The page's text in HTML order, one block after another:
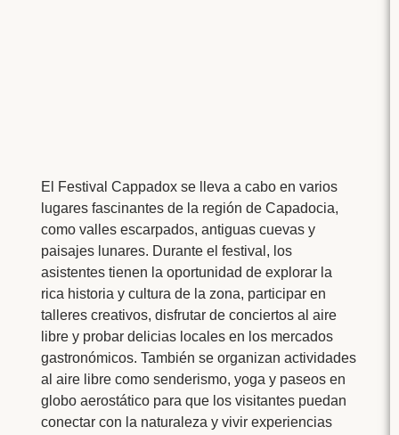
El Festival Cappadox se lleva a cabo en varios
lugares fascinantes de la región de Capadocia,
como valles escarpados, antiguas cuevas y
paisajes lunares. Durante el festival, los
asistentes tienen la oportunidad de explorar la
rica historia y cultura de la zona, participar en
talleres creativos, disfrutar de conciertos al aire
libre y probar delicias locales en los mercados
gastronómicos. También se organizan actividades
al aire libre como senderismo, yoga y paseos en
globo aerostático para que los visitantes puedan
conectar con la naturaleza y vivir experiencias